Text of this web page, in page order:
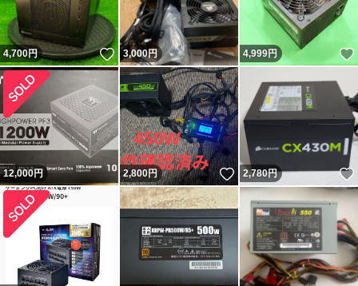
4,700円 いいね！
3,000円 4,999円
12,000円 2,800円 いいね！
2,780円